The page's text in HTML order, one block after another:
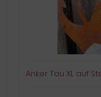
Anker Tau XL auf